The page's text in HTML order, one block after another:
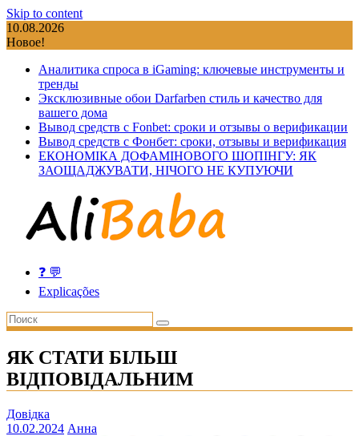
Skip to content
10.08.2026
Новое!
Аналитика спроса в iGaming: ключевые инструменты и
тренды
Эксклюзивные обои Darfarben стиль и качество для
вашего дома
Вывод средств с Fonbet: сроки и отзывы о верификации
Вывод средств с Фонбет: сроки, отзывы и верификация
ЕКОНОМІКА ДОФАМІНОВОГО ШОПІНГУ: ЯК
ЗАОЩАДЖУВАТИ, НІЧОГО НЕ КУПУЮЧИ
❓ 💬
Explicações
ЯК СТАТИ БІЛЬШ
ВІДПОВІДАЛЬНИМ
Довідка
10.02.2024 Анна